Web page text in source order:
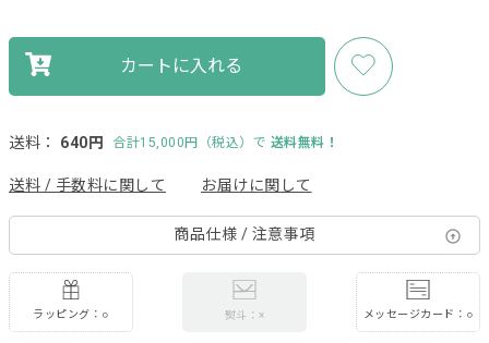
カートに入れる
送料： 640円 合計15,000円（税込）で 送料無料！
送料 / 手数料に関して お届けに関して
商品仕様 / 注意事項
ラッピング：○ 熨斗：× メッセージカード：○